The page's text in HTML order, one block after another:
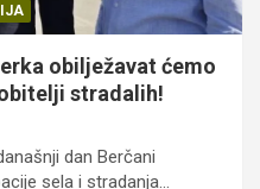
obilježavat ćemo
stradalih!
dan Berčani
sela i stradanja…